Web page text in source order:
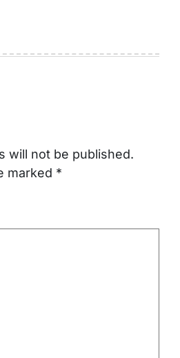
will not be published.
marked *